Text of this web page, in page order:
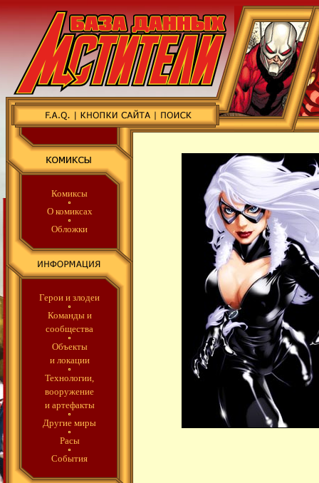
Комиксы
О комиксах
Обложки
Герои и злодеи
Команды и
сообщества
Объекты
и локации
Технологии,
вооружение
и артефакты
Другие миры
Расы
События